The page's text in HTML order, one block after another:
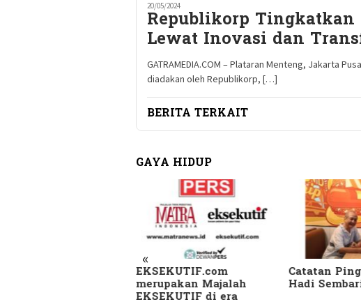
20/05/2024
Republikorp
Lewat Inovasi dan
GATRAMEDIA.COM – Plataran Menteng, Jakarta
diadakan oleh Republikorp, […]
BERITA TERKAIT
GAYA HIDUP
«
Catatan Pinggir Asri
Hadi Sembari Menunggu
Skandal
Kambing’: